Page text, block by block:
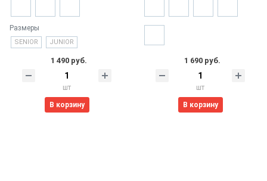
Размеры
SENIOR JUNIOR
1 490 руб.
шт
В корзину
1 690 руб.
шт
В корзину